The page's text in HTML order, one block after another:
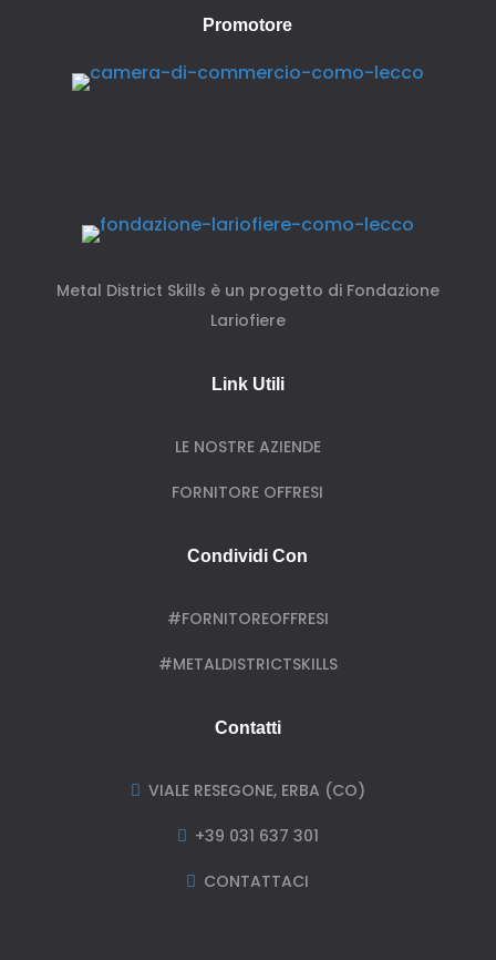
Promotore
Metal District Skills è un progetto di Fondazione
Lariofiere
Link Utili
LE NOSTRE AZIENDE
FORNITORE OFFRESI
Condividi Con
#FORNITOREOFFRESI
#METALDISTRICTSKILLS
Contatti
 VIALE RESEGONE, ERBA (CO)
 +39 031 637 301
 CONTATTACI